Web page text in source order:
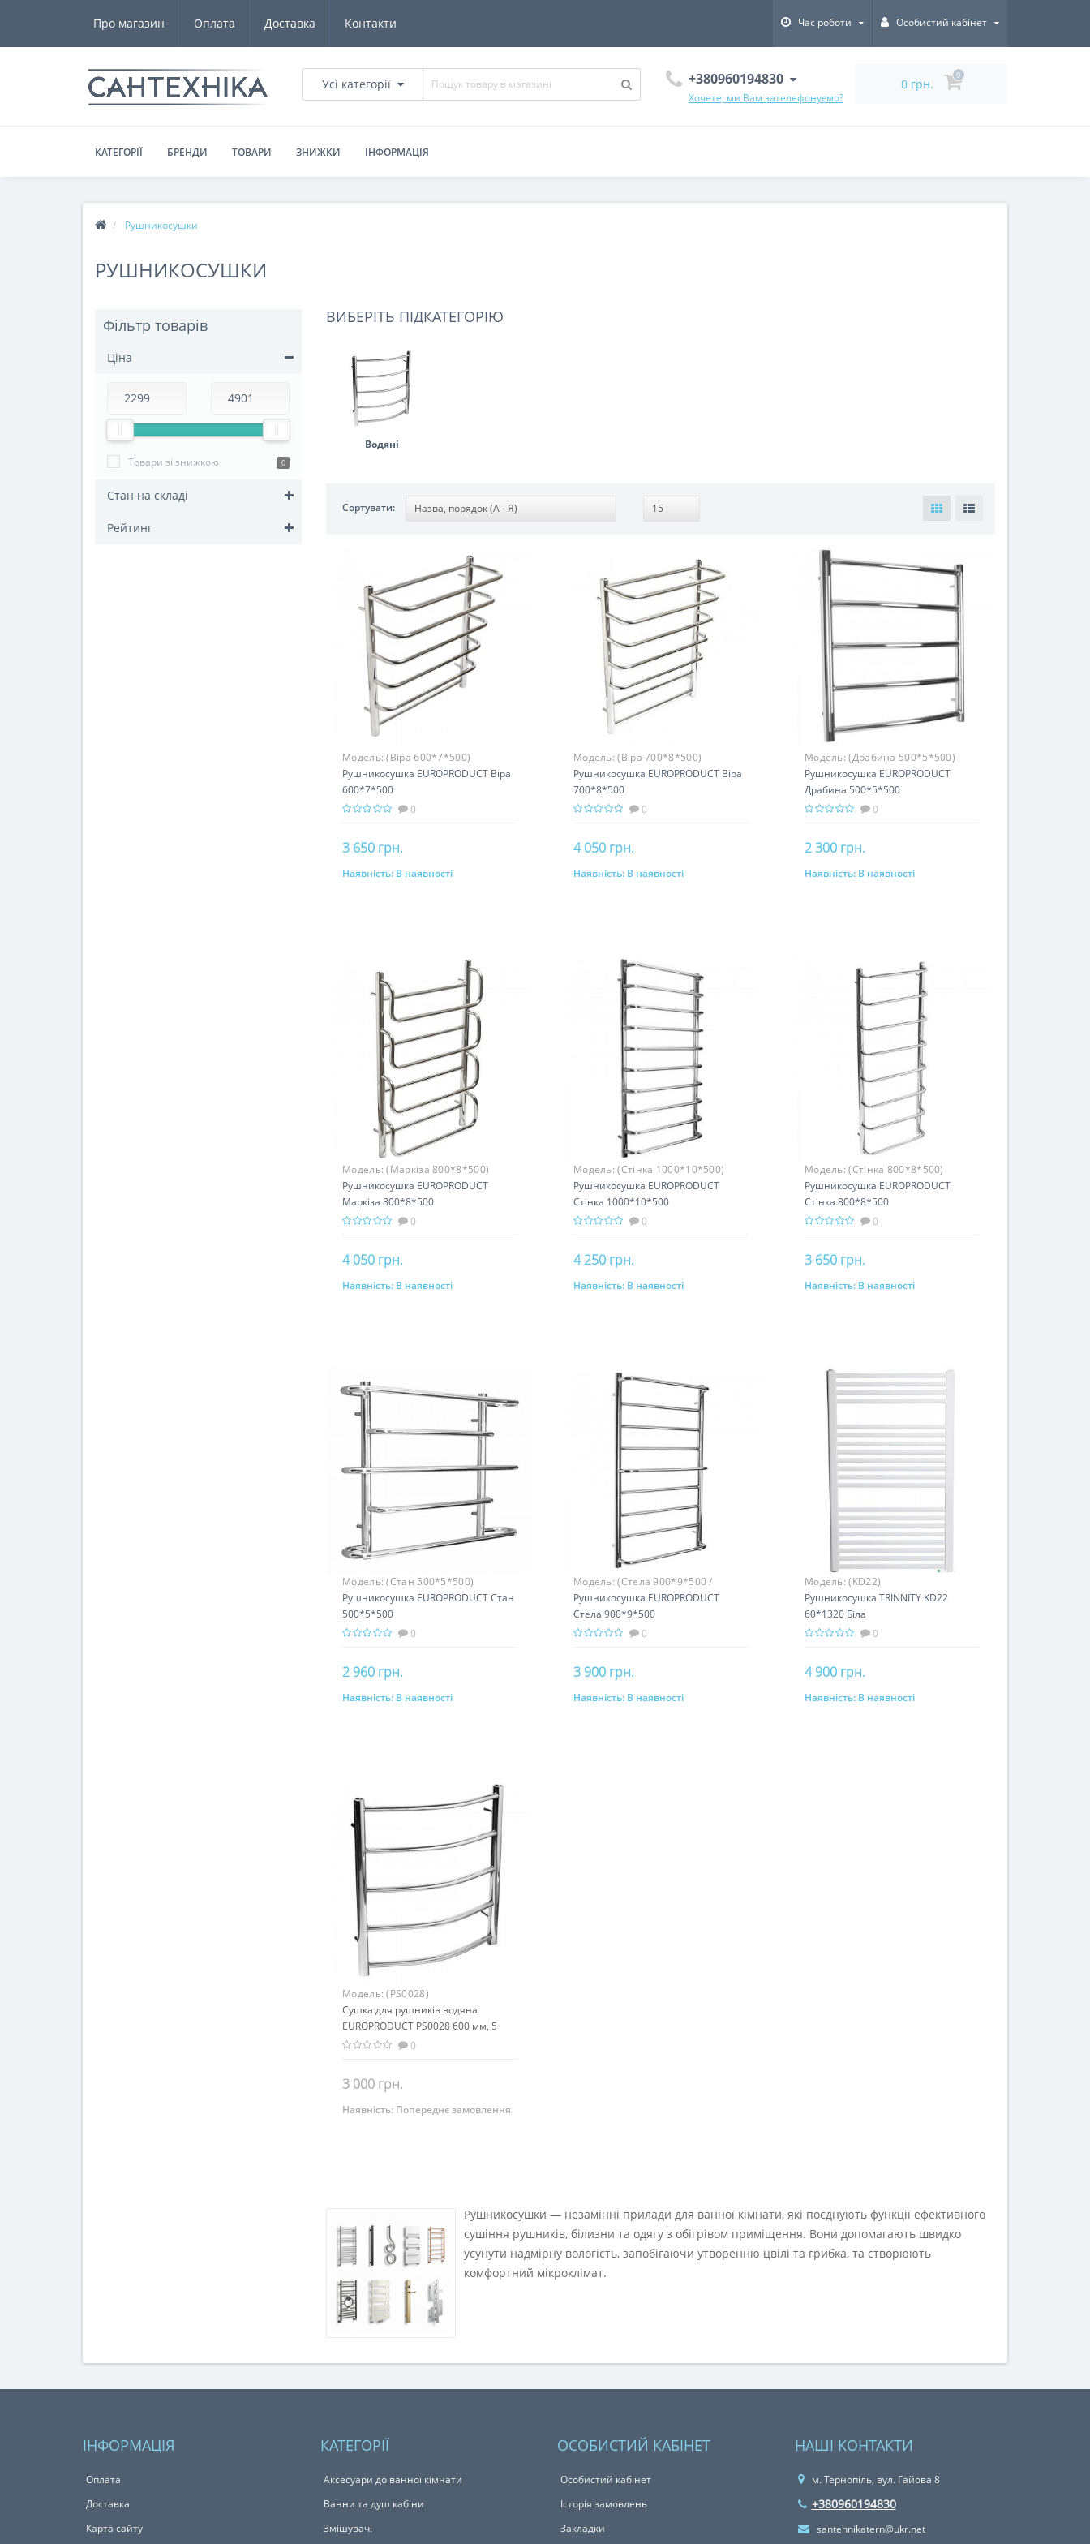
Про магазин Оплата Доставка Контакти Час роботи Особистий кабінет
Усі категорії +380960194830
Хочете, ми Вам зателефонуємо?
0 грн.
0
КАТЕГОРІЇ БРЕНДИ ТОВАРИ ЗНИЖКИ ІНФОРМАЦІЯ
Рушникосушки
РУШНИКОСУШКИ
Фільтр товарів
Ціна
Товари зі знижкою 0
Стан на складі
Рейтинг
ВИБЕРІТЬ ПІДКАТЕГОРІЮ
Водяні
Сортувати:
Модель:(Bipa 600*7*500)
Рушникосушка EUROPRODUCT Bipa
600*7*500
0
3 650 грн.
До кошика
Наявність: В наявності
Модель:(Bipa 700*8*500)
Рушникосушка EUROPRODUCT Bipa
700*8*500
0
4 050 грн.
До кошика
Наявність: В наявності
Модель:(Драбина 500*5*500)
Рушникосушка EUROPRODUCT
Драбина 500*5*500
0
2 300 грн.
До кошика
Наявність: В наявності
Модель:(Маркіза 800*8*500)
Рушникосушка EUROPRODUCT
Маркіза 800*8*500
0
4 050 грн.
До кошика
Наявність: В наявності
Модель:(Стінка 1000*10*500)
Рушникосушка EUROPRODUCT
Стінка 1000*10*500
0
4 250 грн.
До кошика
Наявність: В наявності
Модель:(Стінка 800*8*500)
Рушникосушка EUROPRODUCT
Стінка 800*8*500
0
3 650 грн.
До кошика
Наявність: В наявності
Модель:(Стан 500*5*500)
Рушникосушка EUROPRODUCT Стан
500*5*500
0
2 960 грн.
До кошика
Наявність: В наявності
Модель:(Стела 900*9*500 /
PS0086)
Рушникосушка EUROPRODUCT
Стела 900*9*500
0
3 900 грн.
До кошика
Наявність: В наявності
Модель:(KD22)
Рушникосушка TRINNITY KD22
60*1320 Біла
0
4 900 грн.
До кошика
Наявність: В наявності
Модель:(PS0028)
Сушка для рушників водяна
EUROPRODUCT PS0028 600 мм, 5
секцій
0
3 000 грн.
Закінчився
Наявність: Попереднє замовлення
Рушникосушки — незамінні прилади для ванної кімнати, які поєднують функції ефективного
сушіння рушників, білизни та одягу з обігрівом приміщення. Вони допомагають швидко
усунути надмірну вологість, запобігаючи утворенню цвілі та грибка, та створюють
комфортний мікроклімат.
ІНФОРМАЦІЯ
Оплата
Доставка
Карта сайту
КАТЕГОРІЇ
Аксесуари до ванної кімнати
Ванни та душ кабіни
Змішувачі
ОСОБИСТИЙ КАБІНЕТ
Особистий кабінет
Історія замовлень
Закладки
НАШІ КОНТАКТИ
м. Тернопіль, вул. Гайова 8
+380960194830
santehnikatern@ukr.net